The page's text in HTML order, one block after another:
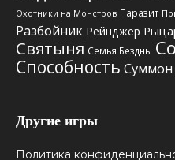
Охотники на Монстров Паразит
Разбойник Рейнджер
Святыня Семья Бездны
Способность Суммон
Другие игры
Политика